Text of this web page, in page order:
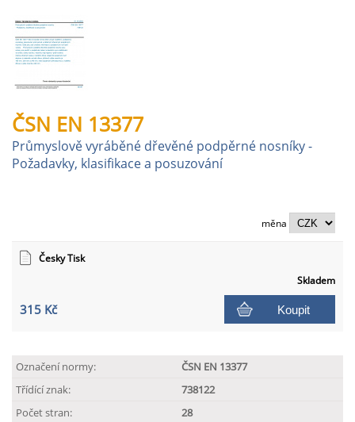
ČSN EN 13377
Průmyslově vyráběné dřevěné podpěrné nosníky -
Požadavky, klasifikace a posuzování
měna
Česky Tisk
Skladem
315 Kč Koupit
Označení normy:
ČSN EN 13377
Třídící znak:
738122
Počet stran:
28